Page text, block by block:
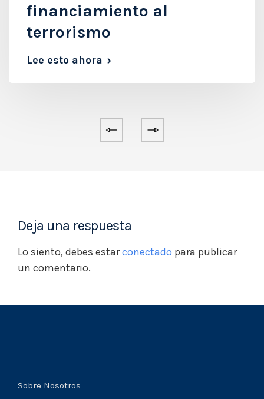
financiamiento al
terrorismo
Lee esto ahora
Deja una respuesta
Lo siento, debes estarconectado para publicar
un comentario.
Sobre Nosotros